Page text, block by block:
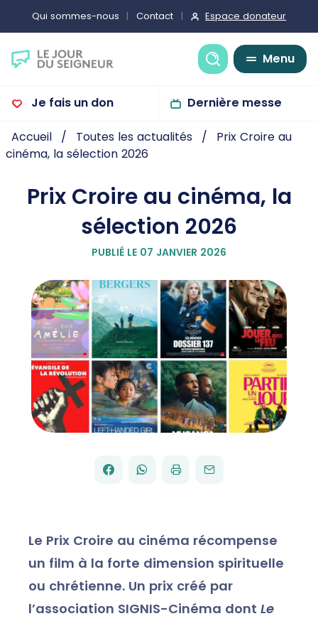
Qui sommes-nous Contact Espace donateur
Recherche
Menu
Je fais un don Dernière messe
Accueil Toutes les actualités
Prix Croire au
cinéma, la sélection 2026
Prix Croire au cinéma, la
sélection 2026
PUBLIÉ LE 07 JANVIER 2026
PARTAGER
FACEBOOK
PARTAGER
WHATSAPP
IMPRIMERENVOYER
PAR
EMAIL
Le Prix Croire au cinéma récompense
un film à la forte dimension spirituelle
ou chrétienne. Un prix créé par
l’association SIGNIS-Cinéma dont Le